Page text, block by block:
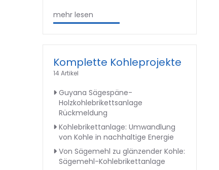
mehr lesen
Komplette Kohleprojekte
14 Artikel
Guyana Sägespäne-
Holzkohlebrikettsanlage
Rückmeldung
Kohlebrikettanlage: Umwandlung
von Kohle in nachhaltige Energie
Von Sägemehl zu glänzender Kohle:
Sägemehl-Kohlebrikettanlage